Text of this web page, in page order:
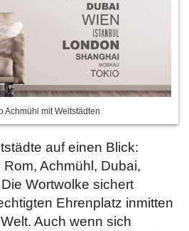
Achmühl mit Weltstädten
auf einen Blick:
Achmühl, Dubai,
Wortwolke sichert
Ehrenplatz inmitten
Auch wenn sich